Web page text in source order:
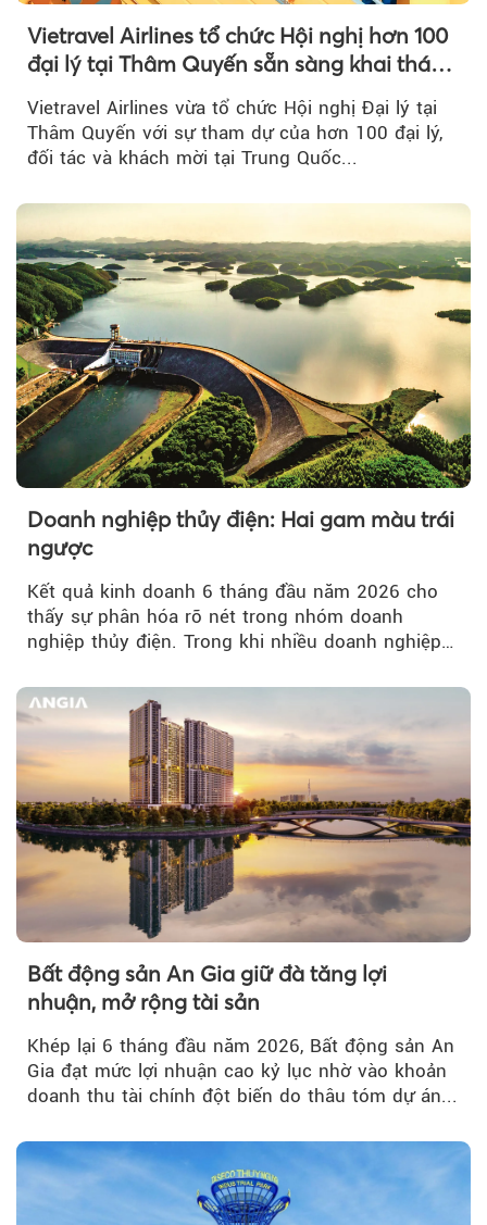
Vietravel Airlines tổ chức Hội nghị hơn 100
đại lý tại Thâm Quyến sẵn sàng khai thác
đường bay thẳng TP.HCM - Thâm Quyến
Vietravel Airlines vừa tổ chức Hội nghị Đại lý tại
Thâm Quyến với sự tham dự của hơn 100 đại lý,
đối tác và khách mời tại Trung Quốc...
Doanh nghiệp thủy điện: Hai gam màu trái
ngược
Kết quả kinh doanh 6 tháng đầu năm 2026 cho
thấy sự phân hóa rõ nét trong nhóm doanh
nghiệp thủy điện. Trong khi nhiều doanh nghiệp
Bất động sản An Gia giữ đà tăng lợi
nhuận, mở rộng tài sản
Khép lại 6 tháng đầu năm 2026, Bất động sản An
Gia đạt mức lợi nhuận cao kỷ lục nhờ vào khoản
doanh thu tài chính đột biến do thâu tóm dự án...